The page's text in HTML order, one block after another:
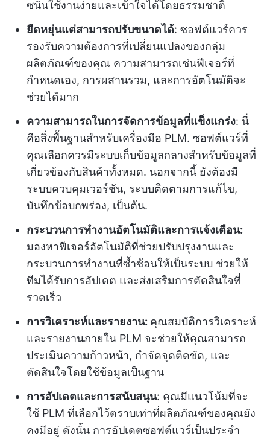
ซนั้นใช้งานง่ายและเข้าใจได้โดยธรรมชาติ
ยืดหยุ่นแต่สามารถปรับขนาดได้: ซอฟต์แวร์ควร
รองรับความต้องการที่เปลี่ยนแปลงของกลุ่ม
ผลิตภัณฑ์ของคุณ ความสามารถเช่นฟีเจอร์ที่
กำหนดเอง, การผสานรวม, และการอัตโนมัติจะ
ช่วยได้มาก
ความสามารถในการจัดการข้อมูลที่แข็งแกร่ง: นี่
คือสิ่งพื้นฐานสำหรับเครื่องมือ PLM. ซอฟต์แวร์ที่
คุณเลือกควรมีระบบเก็บข้อมูลกลางสำหรับข้อมูลที่
เกี่ยวข้องกับสินค้าทั้งหมด. นอกจากนี้ ยังต้องมี
ระบบควบคุมเวอร์ชัน, ระบบติดตามการแก้ไข,
บันทึกข้อบกพร่อง, เป็นต้น.
กระบวนการทำงานอัตโนมัติและการแจ้งเตือน:
มองหาฟีเจอร์อัตโนมัติที่ช่วยปรับปรุงงานและ
กระบวนการทำงานที่ซ้ำซ้อนให้เป็นระบบ ช่วยให้
ทีมได้รับการอัปเดต และส่งเสริมการตัดสินใจที่
รวดเร็ว
การวิเคราะห์และรายงาน: คุณสมบัติการวิเคราะห์
และรายงานภายใน PLM จะช่วยให้คุณสามารถ
ประเมินความก้าวหน้า, กำจัดจุดติดขัด, และ
ตัดสินใจโดยใช้ข้อมูลเป็นฐาน
การอัปเดตและการสนับสนุน: คุณมีแนวโน้มที่จะ
ใช้ PLM ที่เลือกไว้ตราบเท่าที่ผลิตภัณฑ์ของคุณยัง
คงมีอยู่ ดังนั้น การอัปเดตซอฟต์แวร์เป็นประจำ